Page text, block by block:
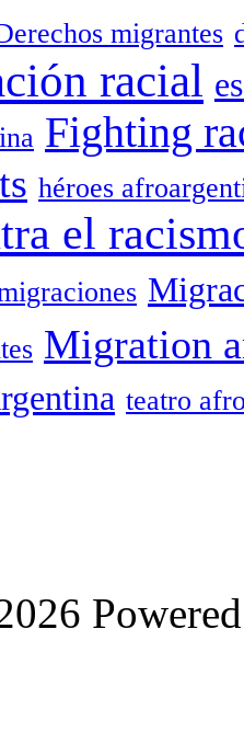
migrantes
racial
Fighting
héroes
el
Migration
teatro